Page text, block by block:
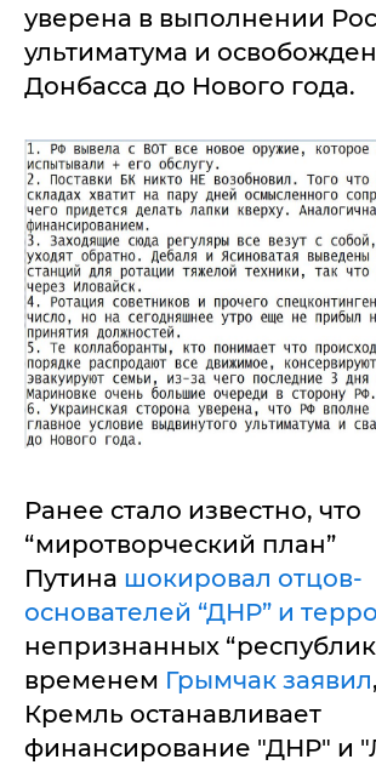
уверена в выполнении
ультиматума и
Донбасса до Нового года.
Ранее стало известно, что
“миротворческий план”
Путина шокировал отцов-
основателей “ДНР” и
непризнанных
временем Грымчак заявил
Кремль останавливает
финансирование "ДНР" и